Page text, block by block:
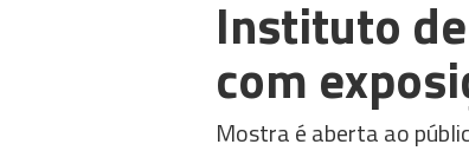
Instituto
com
Mostra é aberta ao